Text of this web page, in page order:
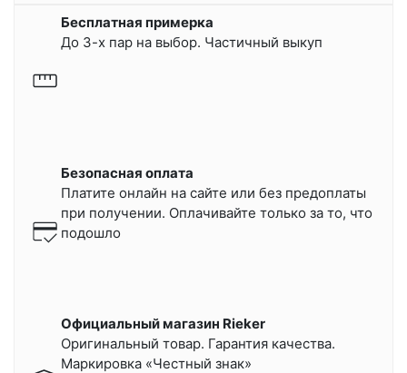
Бесплатная примерка
До 3-х пар на выбор. Частичный выкуп
Безопасная оплата
Платите онлайн на сайте или без предоплаты
при получении. Оплачивайте только за то, что
подошло
Официальный магазин Rieker
Оригинальный товар. Гарантия качества.
Маркировка «Честный знак»